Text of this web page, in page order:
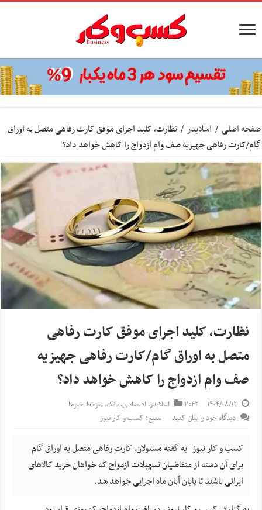
صفحه اصلی / اسلایدر / نظارت، کلید اجرای موفق کارت رفاهی متصل به اوراق
گام/کارت رفاهی جهیزیه صف وام ازدواج را کاهش خواهد داد؟
نظارت، کلید اجرای موفق کارت رفاهی
متصل به اوراق گام/کارت رفاهی جهیزیه
صف وام ازدواج را کاهش خواهد داد؟
۱۴۰۴/۰۸/۱۲ ۱۱:۴۲ اسلایدر,اقتصادی,بانک,سرخط خبرها
دیدگاه خود را بیان کنید
منبع: کسب و کار نیوز
کسب و کار نیوز- به گفته مسئولان، کارت رفاهی متصل به اوراق گام
برای آن دسته از متقاضیان تسهیلات ازدواج که خواهان خرید کالا‌های
ایرانی باشند تا پایان آبان ماه اجرایی خواهد شد.